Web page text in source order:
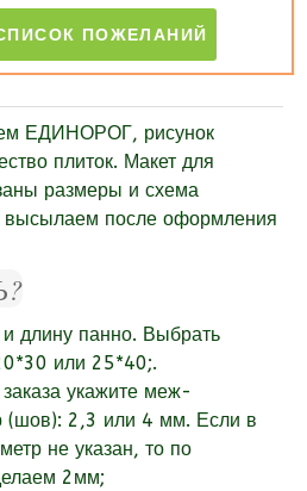
ЕДИНОРОГ, рисунок
плиток. Макет для
размеры и схема
высылаем после оформления
длину панно. Выбрать
или 25*40;.
укажите меж-
(шов): 2,3 или 4 мм. Если в
не указан, то по
2мм;